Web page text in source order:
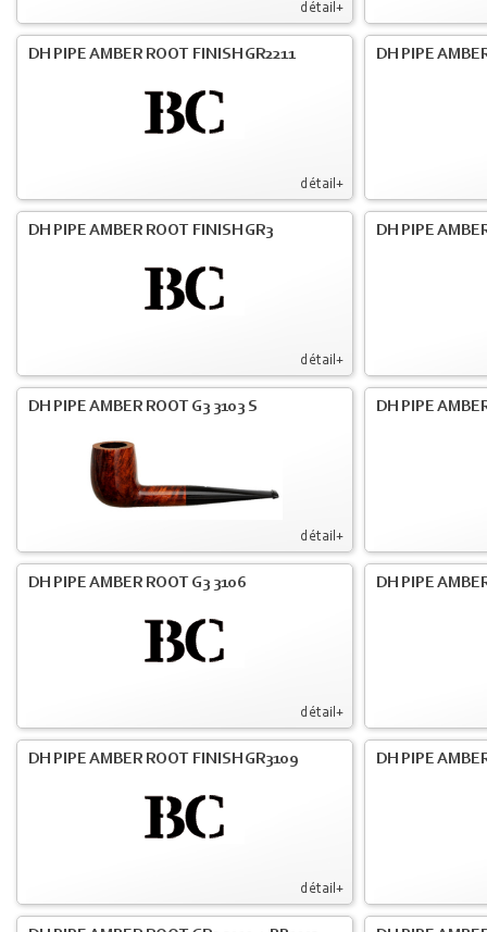
détail+
détail+
DH PIPE AMBER ROOT FINISH GR2211 DH PIPE
détail+
DH PIPE AMBER ROOT FINISH GR3 DH PIPE
détail+
DH PIPE AMBER ROOT G3 3103 S DH PIPE
détail+
DH PIPE AMBER ROOT G3 3106 DH PIPE
détail+
DH PIPE AMBER ROOT FINISH GR3109 DH PIPE